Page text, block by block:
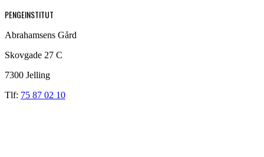
PENGEINSTITUT
Abrahamsens Gård
Skovgade 27 C
7300 Jelling
Tlf: 75 87 02 10